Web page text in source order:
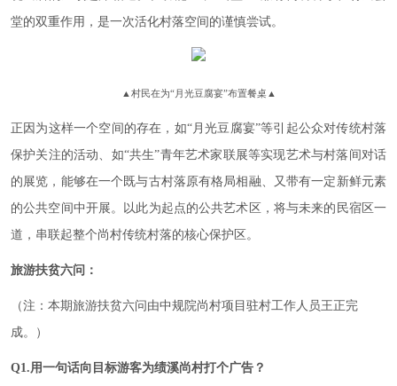
堂的双重作用，是一次活化村落空间的谨慎尝试。
▲ 村民在为“月光豆腐宴”布置餐桌▲
正因为这样一个空间的存在，如“月光豆腐宴”等引起公众对传统村落
保护关注的活动、如“共生”青年艺术家联展等实现艺术与村落间对话
的展览，能够在一个既与古村落原有格局相融、又带有一定新鲜元素
的公共空间中开展。以此为起点的公共艺术区，将与未来的民宿区一
道，串联起整个尚村传统村落的核心保护区。
旅游扶贫六问：
（注：本期旅游扶贫六问由中规院尚村项目驻村工作人员王正完
成。）
Q1.用一句话向目标游客为绩溪尚村打个广告？